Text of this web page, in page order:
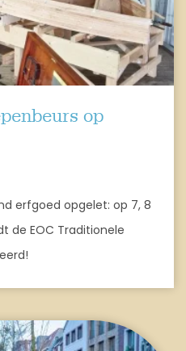
op
erfgoed opgelet: op 7, 8
de EOC Traditionele